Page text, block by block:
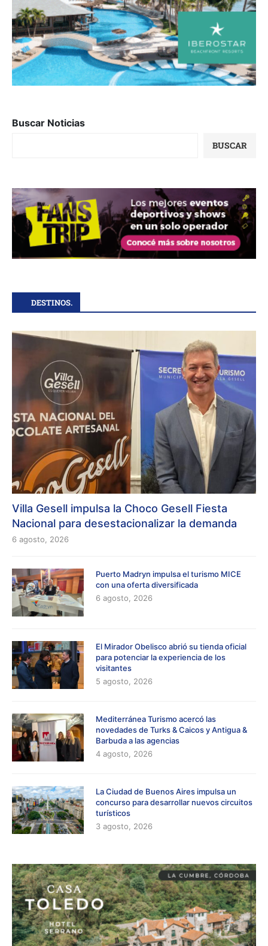
Buscar Noticias
BUSCAR
DESTINOS.
Villa Gesell impulsa la Choco Gesell Fiesta
Nacional para desestacionalizar la demanda
6 agosto, 2026
Puerto Madryn impulsa el turismo MICE
con una oferta diversificada
6 agosto, 2026
El Mirador Obelisco abrió su tienda oficial
para potenciar la experiencia de los
visitantes
5 agosto, 2026
Mediterránea Turismo acercó las
novedades de Turks & Caicos y Antigua &
Barbuda a las agencias
4 agosto, 2026
La Ciudad de Buenos Aires impulsa un
concurso para desarrollar nuevos circuitos
turísticos
3 agosto, 2026